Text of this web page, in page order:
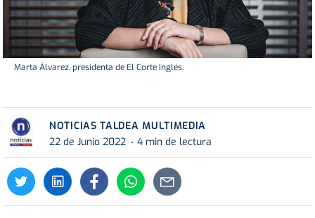
Marta Álvarez, presidenta de El Corte Inglés.
NOTICIAS TALDEA MULTIMEDIA
22 de Junio 2022
4 min de lectura